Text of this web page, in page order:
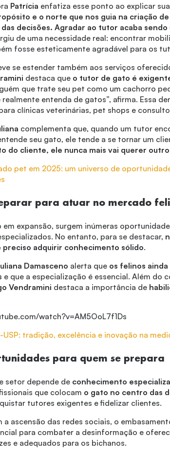
Patrícia enfatiza esse ponto ao explicar
e o norte que nos guia na criação
decisões. Agradar ao tutor acaba sendo
de uma necessidade real: encontrar
fosse esteticamente agradável para os
se estender também aos serviços
destaca que o tutor de gato é
que trate seu pet como um cachorro
entenda de gatos”, afirma. Essa
clínicas veterinárias, pet shops e
complementa que, quando um tutor
seu gato, ele tende a se tornar um
do cliente, ele nunca mais vai querer
pet em 2025: um universo de
para atuar no mercado
em expansão, surgem inúmeras
No entanto, para se destacar,
adquirir conhecimento sólido.
Damasceno alerta que os felinos
e que a especialização é essencial. Além do
Vendramini destaca a importância de
watch?v=AM5OoL7f1Ds
USP: tradição, excelência e inovação na
para quem se prepara
setor depende de conhecimento
que colocam o gato no centro das
tutores exigentes e fidelizar clientes.
a ascensão das redes sociais, o
para combater a desinformação e
e adequados para os bichanos.